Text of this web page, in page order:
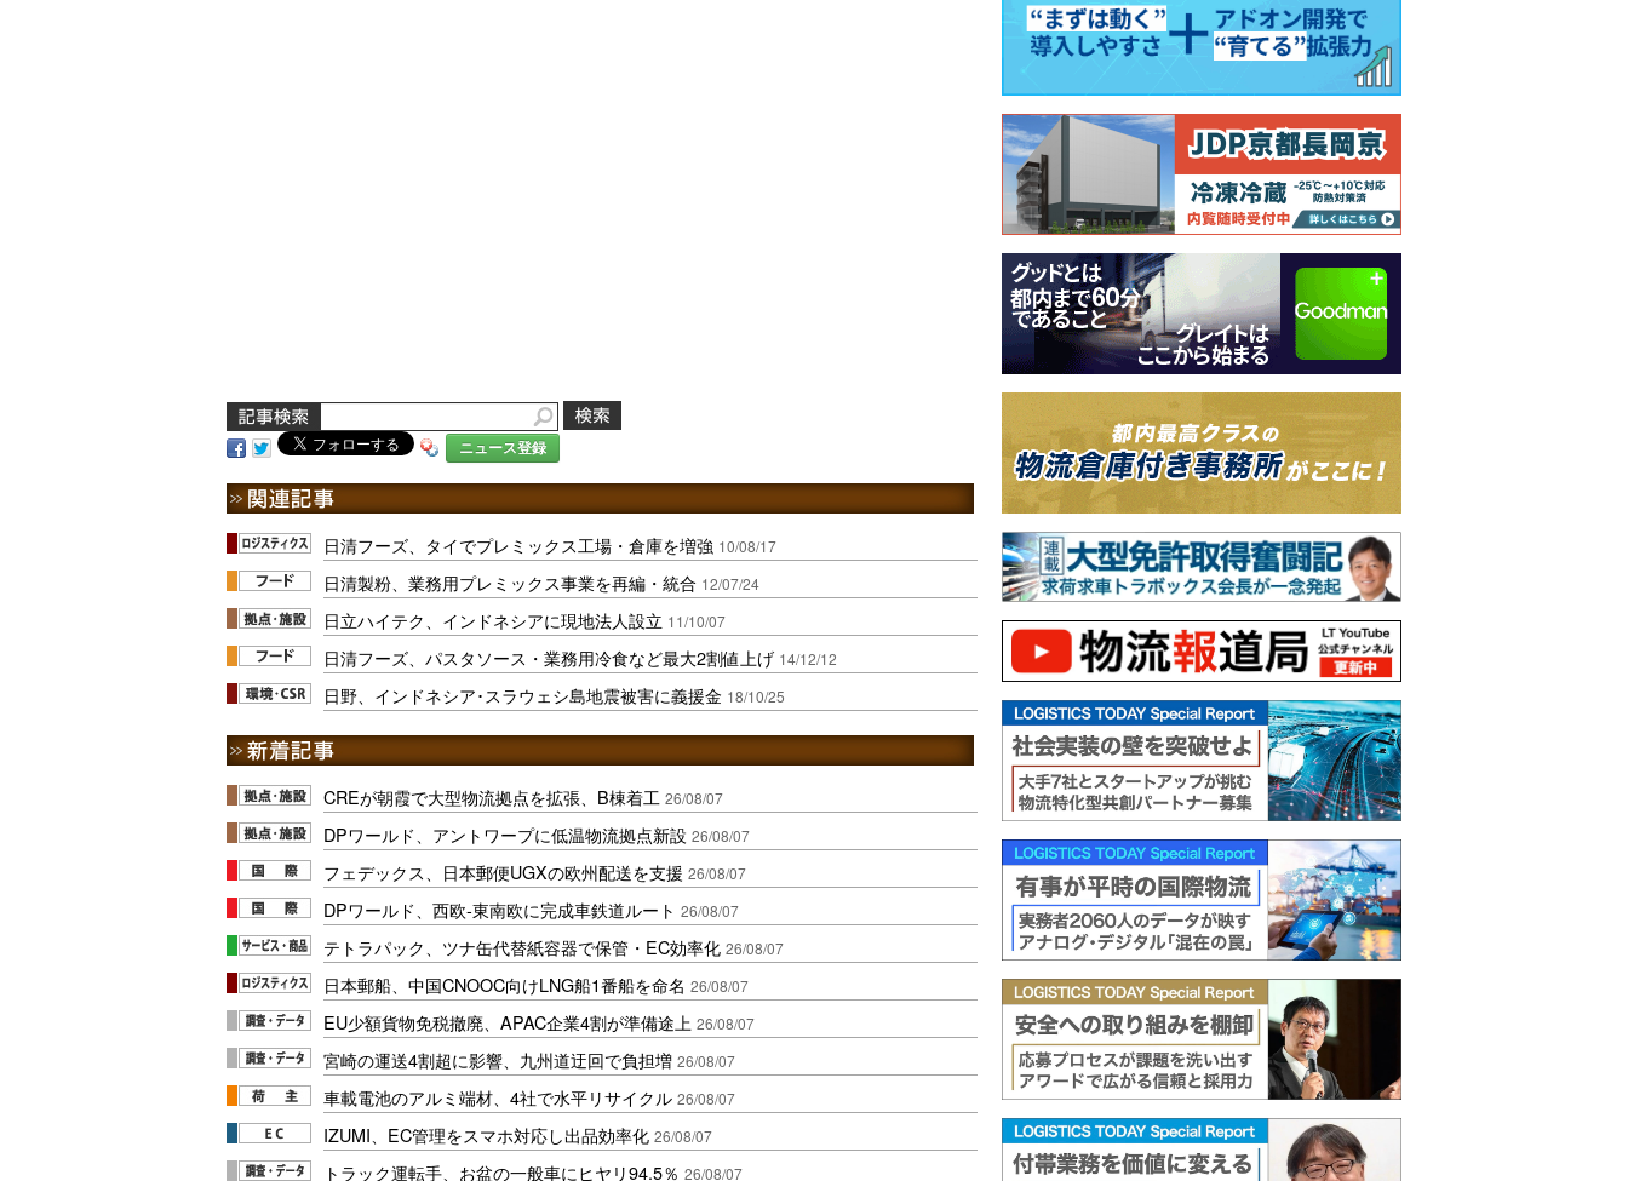
ニュース登録
日清フーズ、タイでプレミックス工場・倉庫を増強 10/08/17
日清製粉、業務用プレミックス事業を再編・統合 12/07/24
日立ハイテク、インドネシアに現地法人設立 11/10/07
日清フーズ、パスタソース・業務用冷食など最大2割値上げ 14/12/12
日野、インドネシア･スラウェシ島地震被害に義援金 18/10/25
CREが朝霞で大型物流拠点を拡張、B棟着工 26/08/07
DPワールド、アントワープに低温物流拠点新設 26/08/07
フェデックス、日本郵便UGXの欧州配送を支援 26/08/07
DPワールド、西欧-東南欧に完成車鉄道ルート 26/08/07
テトラパック、ツナ缶代替紙容器で保管・EC効率化 26/08/07
日本郵船、中国CNOOC向けLNG船1番船を命名 26/08/07
EU少額貨物免税撤廃、APAC企業4割が準備途上 26/08/07
宮崎の運送4割超に影響、九州道迂回で負担増 26/08/07
車載電池のアルミ端材、4社で水平リサイクル 26/08/07
IZUMI、EC管理をスマホ対応し出品効率化 26/08/07
トラック運転手、お盆の一般車にヒヤリ94.5％ 26/08/07